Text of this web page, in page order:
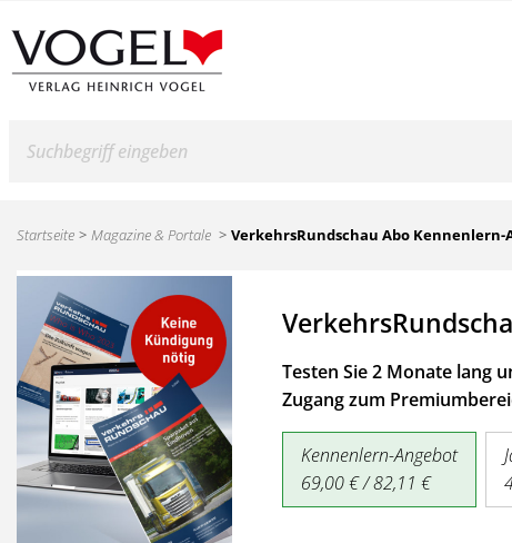
Startseite Magazine & Portale VerkehrsRundschau Abo Kennenlern-
Testen Sie 2 Monate lang
Zugang zum
Kennenlern-Angebot
69,00 € / 82,11 €